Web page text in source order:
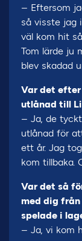
– Eftersom
så visste jag
väl kom hit
Tom lärde ju
blev skadad
Var det efter
utlånad till
– Ja, de
utlånad för
ett år. Jag
kom tillbaka.
Var det så
med dig från
spelade i
– Ja, vi kom